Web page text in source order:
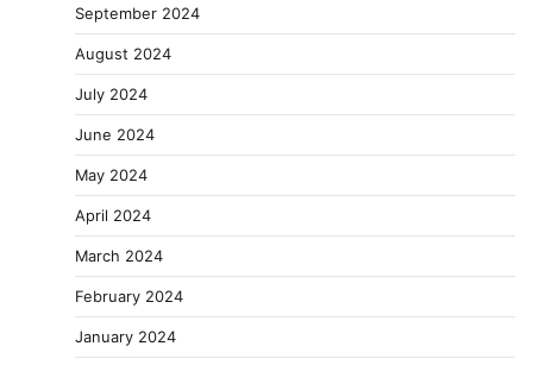
September 2024
August 2024
July 2024
June 2024
May 2024
April 2024
March 2024
February 2024
January 2024